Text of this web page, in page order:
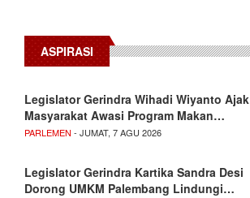
ASPIRASI
Legislator Gerindra Wihadi Wiyanto Ajak
Masyarakat Awasi Program Makan…
PARLEMEN - JUMAT, 7 AGU 2026
Legislator Gerindra Kartika Sandra Desi
Dorong UMKM Palembang Lindungi…